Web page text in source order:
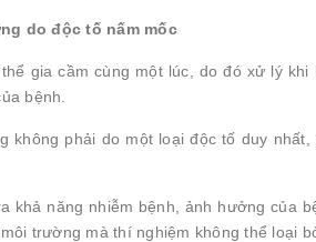
do độc tố nấm mốc
gia cầm cùng một lúc, do đó xử lý khi
bệnh.
không phải do một loại độc tố duy
khả năng nhiễm bệnh, ảnh hưởng của
trường mà thí nghiệm không thể loại